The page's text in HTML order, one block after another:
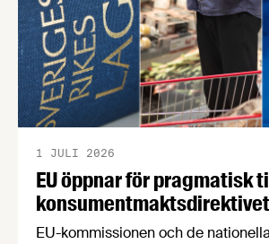
EU öppnar för pragmatisk
konsumentmaktsdirektivet
1 JULI 2026
EU-kommissionen och de nationella